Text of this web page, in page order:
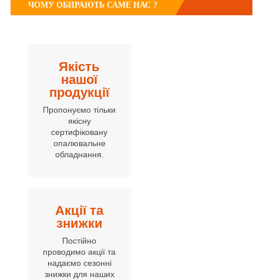
ЧОМУ ОБИРАЮТЬ САМЕ НАС ?
Якість
нашої
продукції
Пропонуємо тільки
якісну
сертифіковану
опалювальне
обладнання.
Акції та
знижки
Постійно
проводимо акції та
надаємо сезонні
знижки для наших